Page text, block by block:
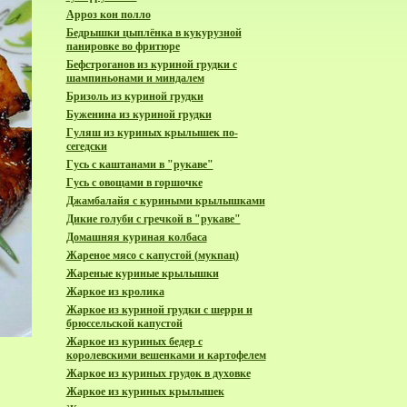
Арроз кон полло
Бедрышки цыплёнка в кукурузной
панировке во фритюре
Бефстроганов из куриной грудки с
шампиньонами и миндалем
Бризоль из куриной грудки
Буженина из куриной грудки
Гуляш из куриных крылышек по-
сегедски
Гусь с каштанами в "рукаве"
Гусь с овощами в горшочке
Джамбалайя с куриными крылышками
Дикие голуби с гречкой в "рукаве"
Домашняя куриная колбаса
Жареное мясо с капустой (мукпац)
Жареные куриные крылышки
Жаркое из кролика
Жаркое из куриной грудки с шерри и
брюссельской капустой
Жаркое из куриных бедер с
королевскими вешенками и картофелем
Жаркое из куриных грудок в духовке
Жаркое из куриных крылышек